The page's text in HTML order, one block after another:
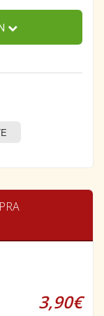
3,90€